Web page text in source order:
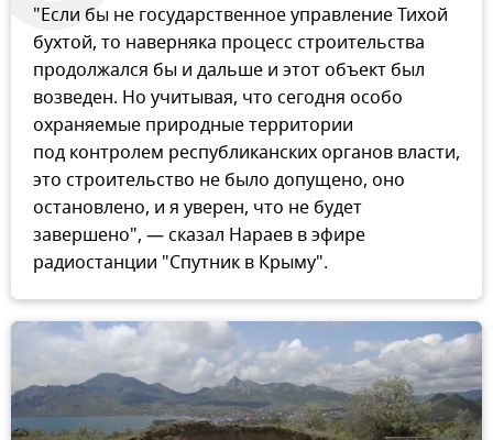
"Если бы не государственное управление Тихой
бухтой, то наверняка процесс строительства
продолжался бы и дальше и этот объект был
возведен. Но учитывая, что сегодня особо
охраняемые природные территории
под контролем республиканских органов власти,
это строительство не было допущено, оно
остановлено, и я уверен, что не будет
завершено", — сказал Нараев в эфире
радиостанции "Спутник в Крыму".